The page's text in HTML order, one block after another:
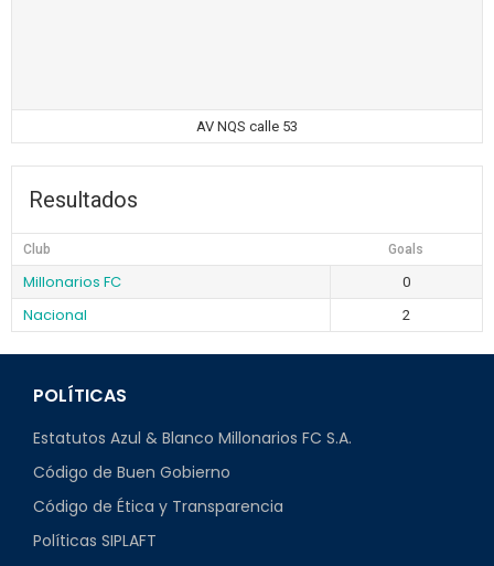
AV NQS calle 53
Resultados
Club Goals
Millonarios FC 0
Nacional 2
POLÍTICAS
Estatutos Azul & Blanco Millonarios FC S.A.
Código de Buen Gobierno
Código de Ética y Transparencia
Políticas SIPLAFT